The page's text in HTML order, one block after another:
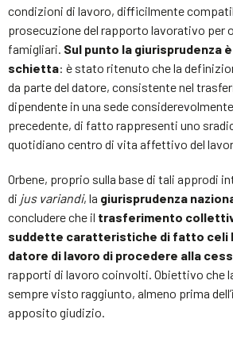
condizioni di lavoro, difficilmente
prosecuzione del rapporto lavorativo per
famigliari. Sul punto la giurisprudenza
schietta: è stato ritenuto che la
da parte del datore, consistente nel
dipendente in una sede
precedente, di fatto rappresenti uno
quotidiano centro di vita affettivo del
Orbene, proprio sulla base di tali approdi
di jus variandi, la giurisprudenza
concludere che il trasferimento
suddette caratteristiche di fatto celi
datore di lavoro di procedere alla
rapporti di lavoro coinvolti. Obiettivo che
sempre visto raggiunto, almeno prima
apposito giudizio.